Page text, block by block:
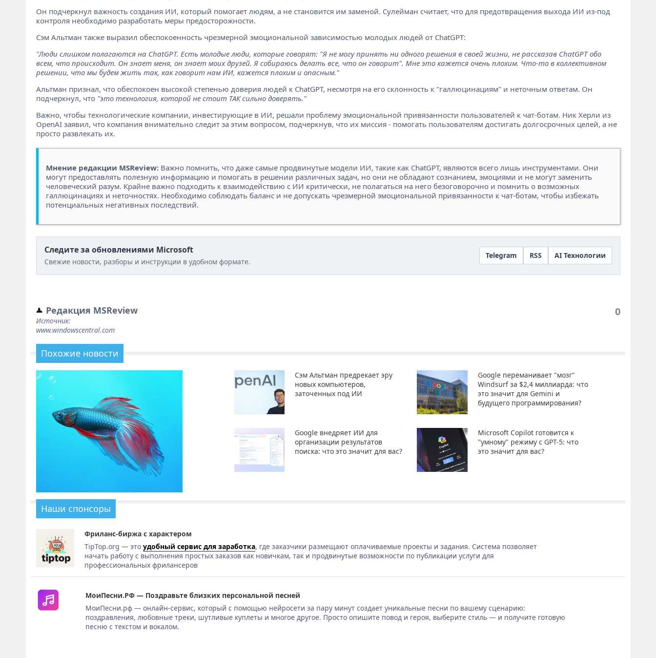
Он подчеркнул важность создания ИИ, который помогает людям, а не становится им заменой. Сулейман считает, что для предотвращения выхода ИИ из-под
контроля необходимо разработать меры предосторожности.
Сэм Альтман также выразил обеспокоенность чрезмерной эмоциональной зависимостью молодых людей от ChatGPT:
"Люди слишком полагаются на ChatGPT. Есть молодые люди, которые говорят: "Я не могу принять ни одного решения в своей жизни, не рассказав ChatGPT обо
всем, что происходит. Он знает меня, он знает моих друзей. Я собираюсь делать все, что он говорит". Мне это кажется очень плохим. Что-то в коллективном
решении, что мы будем жить так, как говорит нам ИИ, кажется плохим и опасным."
Альтман признал, что обеспокоен высокой степенью доверия людей к ChatGPT, несмотря на его склонность к "галлюцинациям" и неточным ответам. Он
подчеркнул, что "это технология, которой не стоит ТАК сильно доверять."
Важно, чтобы технологические компании, инвестирующие в ИИ, решали проблему эмоциональной привязанности пользователей к чат-ботам. Ник Херли из
OpenAI заявил, что компания внимательно следит за этим вопросом, подчеркнув, что их миссия - помогать пользователям достигать долгосрочных целей, а не
просто развлекать их.
Мнение редакции MSReview:Важно помнить, что даже самые продвинутые модели ИИ, такие как ChatGPT, являются всего лишь инструментами. Они
могут предоставлять полезную информацию и помогать в решении различных задач, но они не обладают сознанием, эмоциями и не могут заменить
человеческий разум. Крайне важно подходить к взаимодействию с ИИ критически, не полагаться на него безоговорочно и помнить о возможных
галлюцинациях и неточностях. Необходимо соблюдать баланс и не допускать чрезмерной эмоциональной привязанности к чат-ботам, чтобы избежать
потенциальных негативных последствий.
Следите за обновлениями Microsoft
Свежие новости, разборы и инструкции в удобном формате.
Telegram RSS AI Технологии
Редакция MSReview
Источник:
www.windowscentral.com
0
Похожие новости
Сэм Альтман предрекает эру
новых компьютеров,
заточенных под ИИ
Google переманивает "мозг"
Windsurf за $2,4 миллиарда: что
это значит для Gemini и
будущего программирования?
Google внедряет ИИ для
организации результатов
поиска: что это значит для вас?
Microsoft Copilot готовится к
"умному" режиму с GPT-5: что
это значит для вас?
Наши спонсоры
Фриланс-биржа с характером
TipTop.org — этоудобный сервис для заработка, где заказчики размещают оплачиваемые проекты и задания. Система позволяет
начать работу с выполнения простых заказов как новичкам, так и продвинутые возможности по публикации услуги для
профессиональных фрилансеров
МоиПесни.РФ — Поздравьте близких персональной песней
МоиПесни.рф — онлайн-сервис, который с помощью нейросети за пару минут создает уникальные песни по вашему сценарию:
поздравления, любовные треки, шутливые куплеты и многое другое. Просто опишите повод и героя, выберите стиль — и получите готовую
песню с текстом и вокалом.